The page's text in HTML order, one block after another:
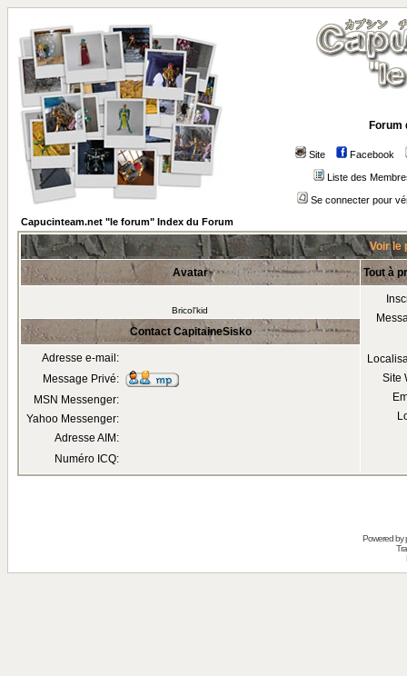
Forum
Site Facebook
Liste des
Se connecter pour
Capucinteam.net "le forum" Index du Forum
Voir le
Avatar Tout à
Bricol'kid
Site
Contact CapitaineSisko
Adresse e-mail:
Message Privé:
MSN Messenger:
Yahoo Messenger:
Adresse AIM:
Numéro ICQ:
Powered by